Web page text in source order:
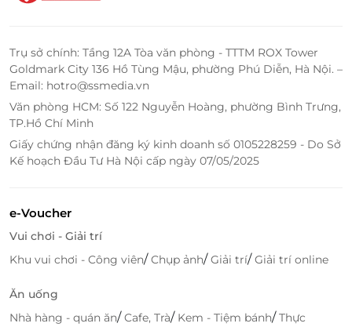
Trụ sở chính: Tầng 12A Tòa văn phòng - TTTM ROX Tower
Goldmark City 136 Hồ Tùng Mậu, phường Phú Diễn, Hà Nội. –
Email: hotro@ssmedia.vn
Văn phòng HCM: Số 122 Nguyễn Hoàng, phường Bình Trưng,
TP.Hồ Chí Minh
Giấy chứng nhận đăng ký kinh doanh số 0105228259 - Do Sở
Kế hoạch Đầu Tư Hà Nội cấp ngày 07/05/2025
e-Voucher
Vui chơi - Giải trí
Khu vui chơi - Công viên/Chụp ảnh/Giải trí/Giải trí online
Ăn uống
Nhà hàng - quán ăn/Cafe, Trà/ Kem - Tiệm bánh/Thực